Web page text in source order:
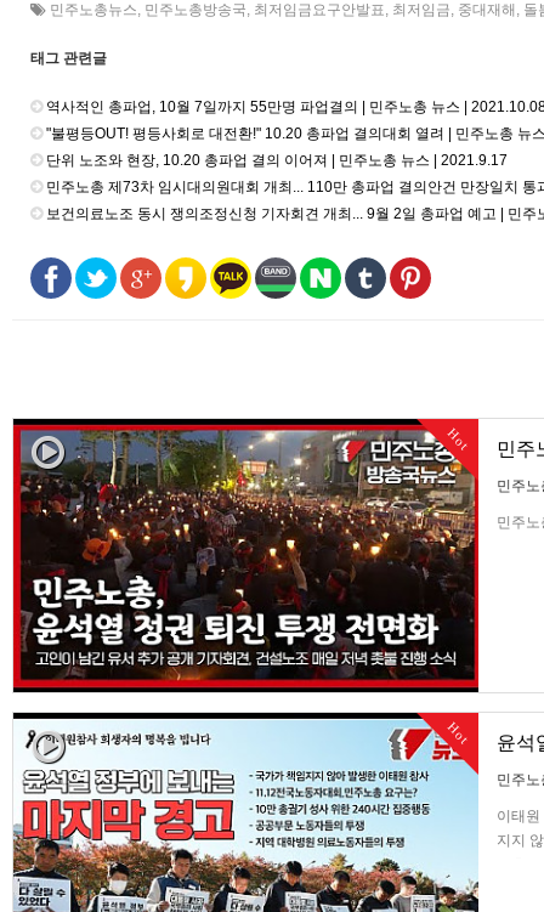
민주노총뉴스, 민주노총방송국, 최저임금요구안발표, 최저임금, 중대재해 , 돌
태그 관련글
역사적인 총파업, 10월 7일까지 55만명 파업결의 | 민주노총 뉴스 |
"불평등OUT! 평등사회로 대전환!" 10.20 총파업 결의대회 열려 | 민주노총 뉴
단위 노조와 현장, 10.20 총파업 결의 이어져 | 민주노총 뉴스 | 2021.9.17
민주노총 제73차 임시대의원대회 개최... 110만 총파업 결의안건 만장일치 통
보건의료노조 동시 쟁의조정신청 기자회견 개최... 9월 2일 총파업 예고 | 민주
Hot 민주
민주
민주
Hot 윤석
민주
이태
지지